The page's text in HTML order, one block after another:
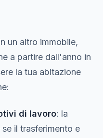
un altro immobile,
a partire dall'anno in
la tua abitazione
di lavoro: la
il trasferimento e